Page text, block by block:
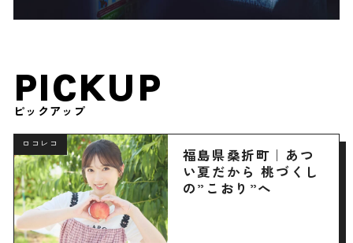
PICKUP
ピックアップ
ロコレコ
福島県桑折町｜あつ
い夏だから 桃づくし
の”こおり”へ